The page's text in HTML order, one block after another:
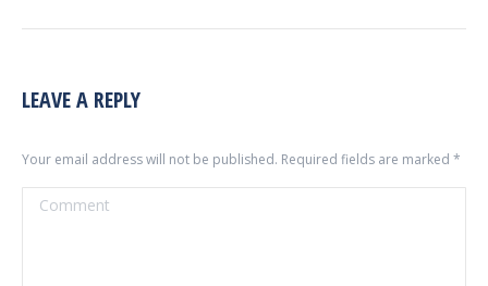
LEAVE A REPLY
Your email address will not be published. Required fields are marked *
Comment